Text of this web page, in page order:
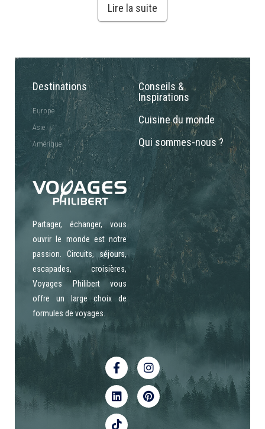
Lire la suite
Destinations
Europe
Asie
Amérique
Conseils &
Inspirations
Cuisine du monde
Qui sommes-nous ?
Partager, échanger, vous
ouvrir le monde est notre
passion. Circuits, séjours,
escapades, croisières,
Voyages Philibert vous
offre un large choix de
formules de voyages.